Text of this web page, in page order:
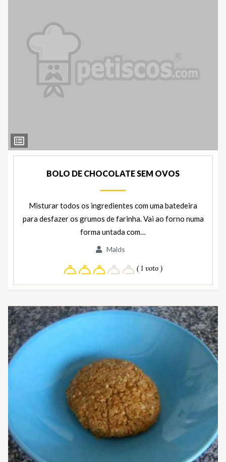
Ver
Ingredientes
BOLO DE CHOCOLATE SEM OVOS
Misturar todos os ingredientes com uma batedeira
para desfazer os grumos de farinha. Vai ao forno numa
forma untada com…
Malds
( 1 voto )